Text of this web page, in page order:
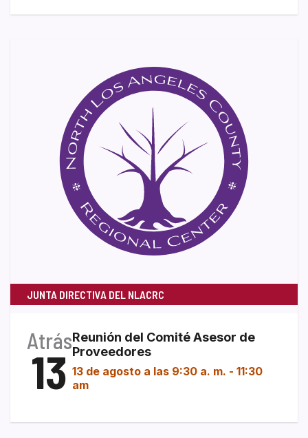
JUNTA DIRECTIVA DEL NLACRC
Atrás
13
Reunión del Comité Asesor de
Proveedores
13 de agosto a las 9:30 a. m. - 11:30
am